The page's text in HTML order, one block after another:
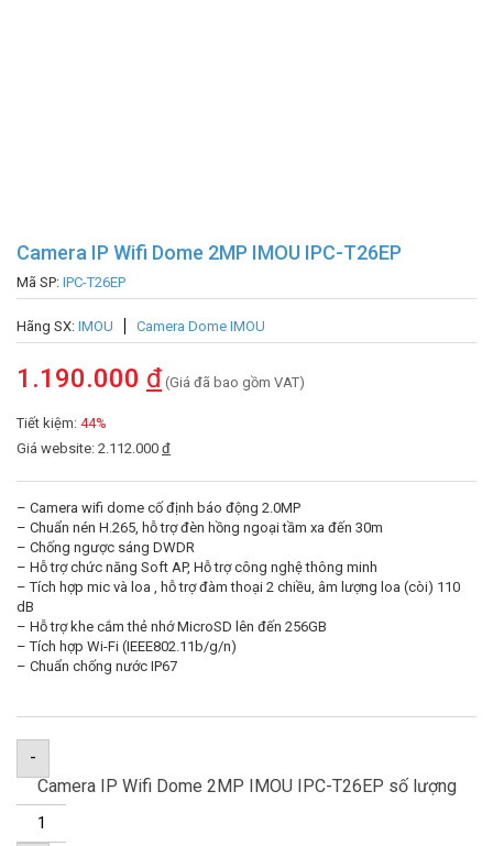
Camera IP Wifi Dome 2MP IMOU IPC-T26EP
Mã SP: IPC-T26EP
Hãng SX: IMOU Camera Dome IMOU
1.190.000 đ (Giá đã bao gồm VAT)
Tiết kiệm: 44%
Giá website: 2.112.000 đ
– Camera wifi dome cố định báo động 2.0MP
– Chuẩn nén H.265, hỗ trợ đèn hồng ngoại tầm xa đến 30m
– Chống ngược sáng DWDR
– Hỗ trợ chức năng Soft AP, Hỗ trợ công nghệ thông minh
– Tích hợp mic và loa , hỗ trợ đàm thoại 2 chiều, âm lượng loa (còi) 110
dB
– Hỗ trợ khe cắm thẻ nhớ MicroSD lên đến 256GB
– Tích hợp Wi-Fi (IEEE802.11b/g/n)
– Chuẩn chống nước IP67
-
Camera IP Wifi Dome 2MP IMOU IPC-T26EP số lượng